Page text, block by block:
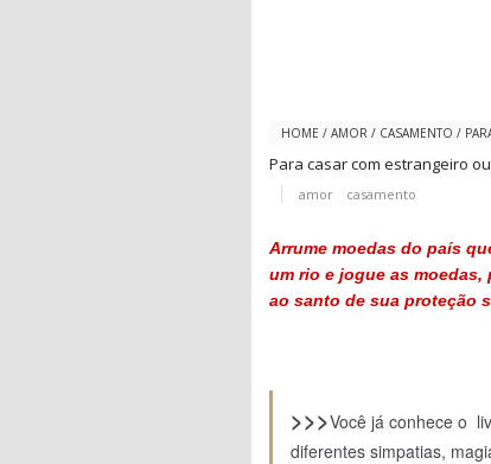
HOME / AMOR / CASAMENTO /
Para casar com estrangeiro
amor casamento
Arrume moedas do país
um rio e jogue as moedas,
ao santo de sua proteção
>>>Você já conhece o
diferentes simpatias,